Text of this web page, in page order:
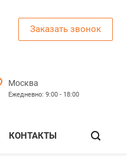
Заказать звонок
Москва
Ежедневно: 9:00 - 18:00
КОНТАКТЫ